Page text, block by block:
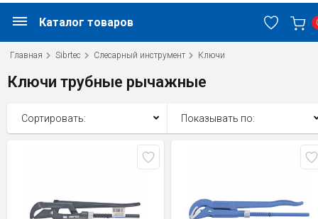
Каталог товаров
Главная Sibrtec Слесарный инструмент Ключи
Ключи трубные рычажные
Сортировать: Показывать по: